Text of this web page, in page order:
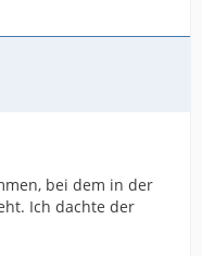
bei dem in der
Ich dachte der